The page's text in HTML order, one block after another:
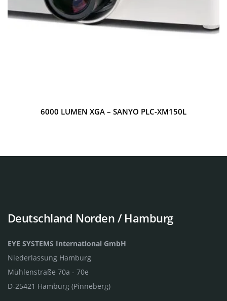
6000 LUMEN XGA – SANYO PLC-XM150L
Deutschland Norden / Hamburg
EYE SYSTEMS International GmbH
Niederlassung Hamburg
Mühlenstraße 70a - 70e
D-25421 Hamburg (Pinneberg)